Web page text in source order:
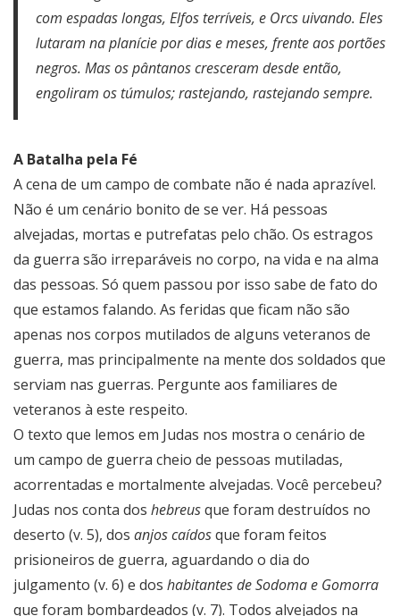
com espadas longas, Elfos terríveis, e Orcs uivando. Eles
lutaram na planície por dias e meses, frente aos portões
negros. Mas os pântanos cresceram desde então,
engoliram os túmulos; rastejando, rastejando sempre.
A Batalha pela Fé
A cena de um campo de combate não é nada aprazível.
Não é um cenário bonito de se ver. Há pessoas
alvejadas, mortas e putrefatas pelo chão. Os estragos
da guerra são irreparáveis no corpo, na vida e na alma
das pessoas. Só quem passou por isso sabe de fato do
que estamos falando. As feridas que ficam não são
apenas nos corpos mutilados de alguns veteranos de
guerra, mas principalmente na mente dos soldados que
serviam nas guerras. Pergunte aos familiares de
veteranos à este respeito.
O texto que lemos em Judas nos mostra o cenário de
um campo de guerra cheio de pessoas mutiladas,
acorrentadas e mortalmente alvejadas. Você percebeu?
Judas nos conta dos hebreusque foram destruídos no
deserto (v. 5), dos anjos caídosque foram feitos
prisioneiros de guerra, aguardando o dia do
julgamento (v. 6) e dos habitantes de Sodoma e Gomorra
que foram bombardeados (v. 7). Todos alvejados na